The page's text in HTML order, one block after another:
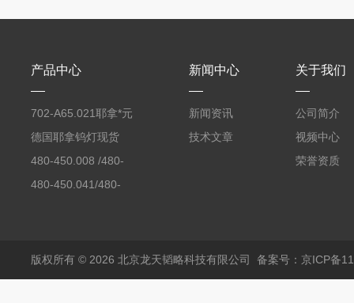
产品中心
702-A65.021耶拿*元
素分析仪反应罐
德国耶拿钨灯现货
480-450.008 /480-
450.008C耶拿镉Cd空
480-450.041/480-
包邮
新闻中心
新闻资讯
技术文章
关于我们
公司简介
视频中心
荣誉资质
版权所有 © 2026 北京龙天韬略科技有限公司 备案号：京ICP备